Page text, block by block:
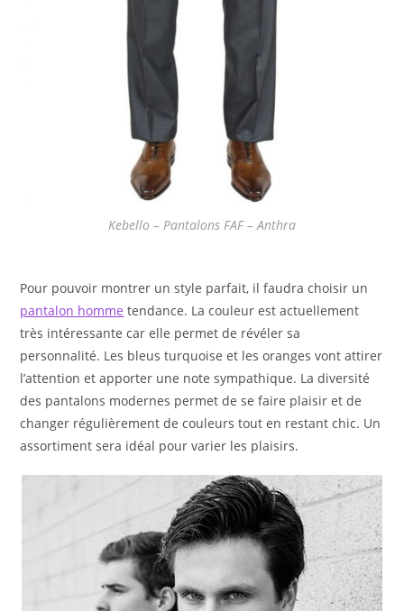
Kebello – Pantalons FAF – Anthra
Pour pouvoir montrer un style parfait, il faudra choisir un
pantalon homme tendance. La couleur est actuellement
très intéressante car elle permet de révéler sa
personnalité. Les bleus turquoise et les oranges vont attirer
l’attention et apporter une note sympathique. La diversité
des pantalons modernes permet de se faire plaisir et de
changer régulièrement de couleurs tout en restant chic. Un
assortiment sera idéal pour varier les plaisirs.